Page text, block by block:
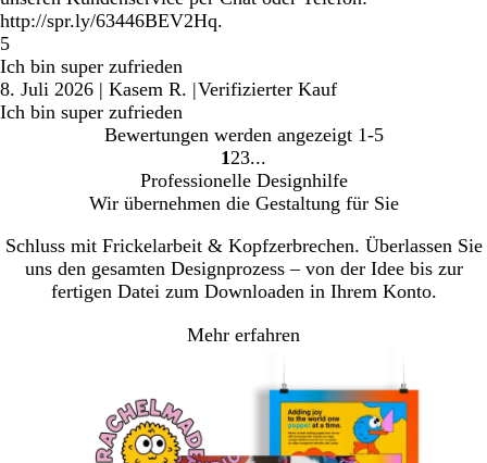
http://spr.ly/63446BEV2Hq.
5
Ich bin super zufrieden
8. Juli 2026 | Kasem R. |Verifizierter Kauf
Ich bin super zufrieden
Bewertungen werden angezeigt 1-5
Gehe
zu
Seite
1 Gehe
zu
Seite
2 Gehe
zu
Seite
3
Professionelle Designhilfe
Wir übernehmen die Gestaltung für Sie
Schluss mit Frickelarbeit & Kopfzerbrechen. Überlassen Sie
uns den gesamten Designprozess – von der Idee bis zur
fertigen Datei zum Downloaden in Ihrem Konto.
Mehr erfahren